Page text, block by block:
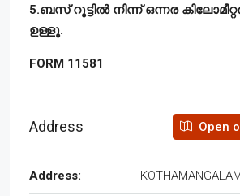
5.ബസ് റൂട്ടിൽ നിന്ന് ഒന്നര
ഉള്ളൂ.
FORM 11581
Address Open
Address: